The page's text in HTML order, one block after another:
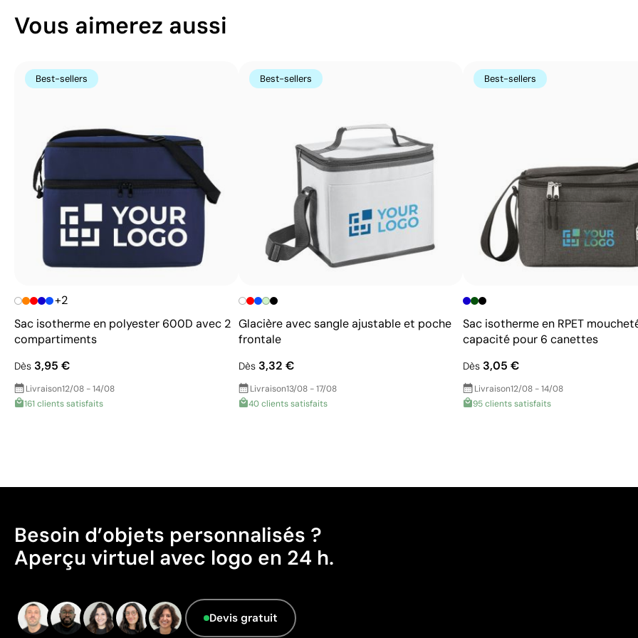
Finition très professionnelle et élégante
Idéal pour vêtements d’entreprise et casquettes
Ne s’écaille pas et ne se fissure pas avec le temps
Vous aimerez aussi
Best-sellers
+2
Sac isotherme en polyester 600D avec 2
compartiments
Dès 3,95 €
Livraison12/08 - 14/08
161 clients satisfaits
Best-sellers
Glacière avec sangle ajustable et poche
frontale
Dès3,32 €
Livraison13/08 - 17/08
40 clients satisfaits
Best-sellers
Sac isotherme en RPET
capacité pour 6 canettes
Dès3,05 €
Livraison12/08 - 14/08
95 clients satisfaits
Besoin d’objets personnalisés ?
Aperçu virtuel avec logo en 24 h.
Devis gratuit